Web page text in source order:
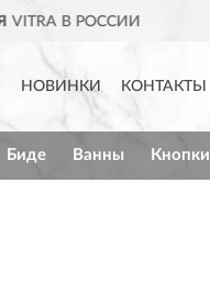
ДОСТАВИМ
НОВИНКИ КОНТАКТЫ
Биде Ванны Кнопки